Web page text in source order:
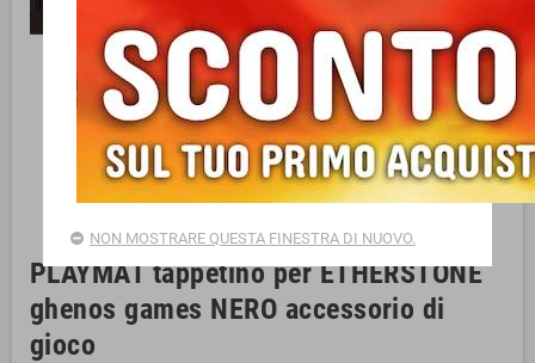
PLAYMAT tappetino per ETHERSTONE
ghenos games NERO accessorio di
gioco
NON MOSTRARE QUESTA FINESTRA DI NUOVO.